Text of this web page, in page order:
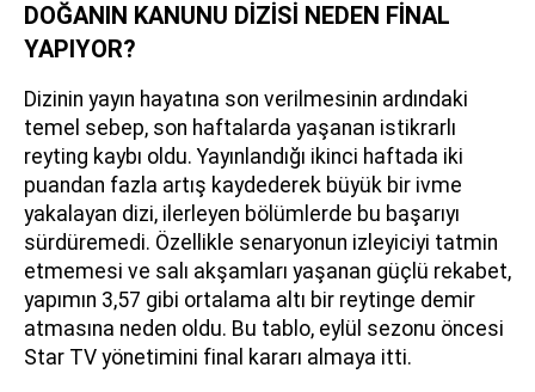
DOĞANIN KANUNU DİZİSİ NEDEN FİNAL
YAPIYOR?
Dizinin yayın hayatına son verilmesinin ardındaki
temel sebep, son haftalarda yaşanan istikrarlı
reyting kaybı oldu. Yayınlandığı ikinci haftada iki
puandan fazla artış kaydederek büyük bir ivme
yakalayan dizi, ilerleyen bölümlerde bu başarıyı
sürdüremedi. Özellikle senaryonun izleyiciyi tatmin
etmemesi ve salı akşamları yaşanan güçlü rekabet,
yapımın 3,57 gibi ortalama altı bir reytinge demir
atmasına neden oldu. Bu tablo, eylül sezonu öncesi
Star TV yönetimini final kararı almaya itti.